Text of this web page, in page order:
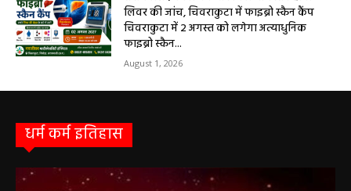
लिवर की जांच, चिवराकुटा में फाइब्रो स्कैन कैंप
चिवराकुटा में 2 अगस्त को लगेगा अत्याधुनिक
फाइब्रो स्कैन...
August 1, 2026
धर्म कर्म इतिहास